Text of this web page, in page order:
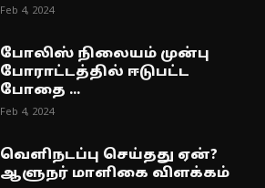
Feb 4, 2024
போலிஸ் நிலையம் முன்பு
போராட்டத்தில் ஈடுபட்ட
போதை ...
Feb 4, 2024
வெளிநடப்பு செய்தது ஏன்?
ஆளுநர் மாளிகை விளக்கம்